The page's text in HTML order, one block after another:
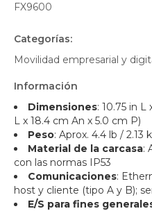
FX9600
Categorías:
Movilidad empresarial y
Información
Dimensiones: 10.75 in L
L x 18.4 cm An x 5.0 cm P)
Peso: Aprox. 4.4 lb / 2.13
Material de la carcasa:
con las normas IP53
Comunicaciones:
host y cliente (tipo A y B);
E/S para fines